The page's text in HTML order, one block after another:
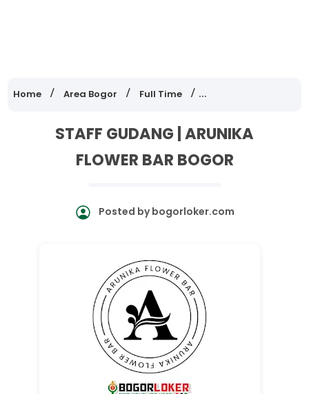
Home Area Bogor Full Time Lowongan Kerja
STAFF GUDANG | ARUNIKA
FLOWER BAR BOGOR
Posted bybogorloker.com